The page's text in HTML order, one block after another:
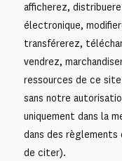
afficherez,
électronique,
transférerez,
vendrez,
ressources de ce
sans notre
uniquement dans la
dans des
de citer).